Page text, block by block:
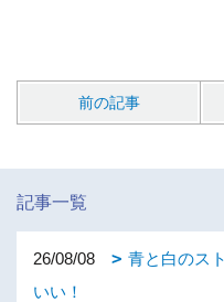
前の記事
記事一覧
26/08/08
青と白のス
いい！